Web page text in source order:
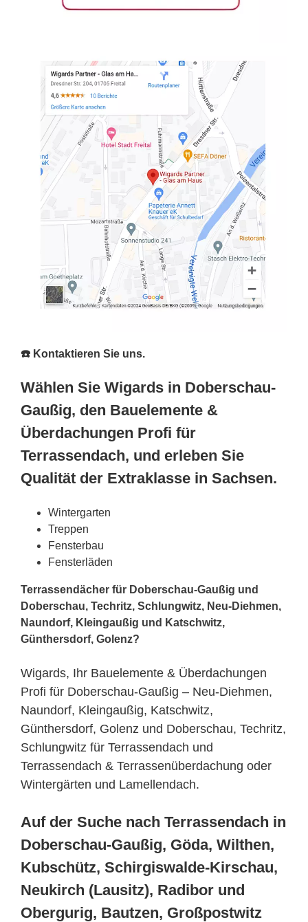
☎️ Kontaktieren Sie uns.
Wählen Sie Wigards in Doberschau-
Gaußig, den Bauelemente &
Überdachungen Profi für
Terrassendach, und erleben Sie
Qualität der Extraklasse in Sachsen.
Wintergarten
Treppen
Fensterbau
Fensterläden
Terrassendächer für Doberschau-Gaußig und
Doberschau, Techritz, Schlungwitz, Neu-Diehmen,
Naundorf, Kleingaußig und Katschwitz,
Günthersdorf, Golenz?
Wigards, Ihr Bauelemente & Überdachungen
Profi für Doberschau-Gaußig – Neu-Diehmen,
Naundorf, Kleingaußig, Katschwitz,
Günthersdorf, Golenz und Doberschau, Techritz,
Schlungwitz für Terrassendach und
Terrassendach & Terrassenüberdachung oder
Wintergärten und Lamellendach.
Auf der Suche nach Terrassendach in
Doberschau-Gaußig, Göda, Wilthen,
Kubschütz, Schirgiswalde-Kirschau,
Neukirch (Lausitz), Radibor und
Obergurig, Bautzen, Großpostwitz